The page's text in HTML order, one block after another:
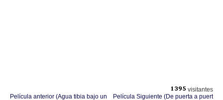
visitantes
Película anterior (Agua tibia bajo un
Película Siguiente (De puerta a puert